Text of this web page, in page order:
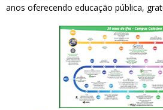
anos oferecendo educação pública,